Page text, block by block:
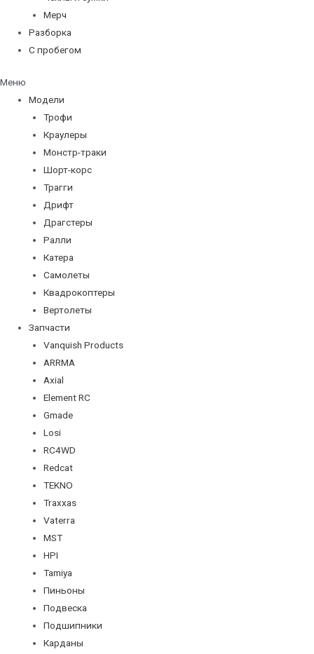
Мерч
Разборка
С пробегом
Меню
Модели
Трофи
Краулеры
Монстр-траки
Шорт-корс
Трагги
Дрифт
Драгстеры
Ралли
Катера
Самолеты
Квадрокоптеры
Вертолеты
Запчасти
Vanquish Products
ARRMA
Axial
Element RC
Gmade
Losi
RC4WD
Redcat
TEKNO
Traxxas
Vaterra
MST
HPI
Tamiya
Пиньоны
Подвеска
Подшипники
Карданы